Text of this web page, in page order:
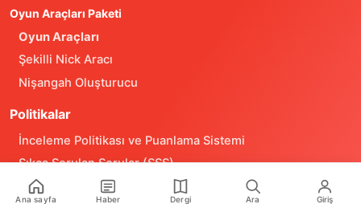
Oyun Araçları Paketi
Oyun Araçları
Şekilli Nick Aracı
Nişangah Oluşturucu
Politikalar
İnceleme Politikası ve Puanlama Sistemi
Sıkça Sorulan Sorular (SSS)
Alıntı ve Yeniden Kullanım Politikası
Ana sayfa Haber Dergi Ara Giriş